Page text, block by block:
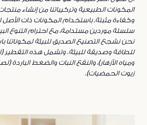
المكونات الطبيعية وتركيباتنا من إنشاء
وكفاءة مثبتة. باستخدام المكونات ذات
سلسلة موردين مستدامة، مع احترام التنوع
نحن نشجع التصنيع الصديق للبيئة لمكوناتنا
للطاقة وصديقة للبيئة. وتشمل هذه التقطير
ومياه الأزهار)، والنقع النبات والضغط الباردة
زيوت الحمضيات).